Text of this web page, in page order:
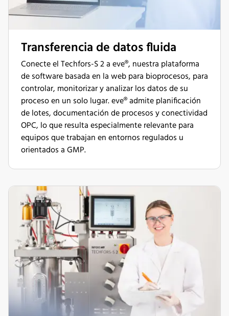
Transferencia de datos fluida
Conecte el Techfors-S 2 a eve®, nuestra plataforma
de software basada en la web para bioprocesos, para
controlar, monitorizar y analizar los datos de su
proceso en un solo lugar. eve® admite planificación
de lotes, documentación de procesos y conectividad
OPC, lo que resulta especialmente relevante para
equipos que trabajan en entornos regulados u
orientados a GMP.